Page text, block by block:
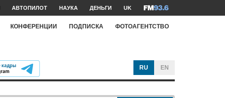
АВТОПИЛОТ НАУКА ДЕНЬГИ UK
КОНФЕРЕНЦИИ ПОДПИСКА ФОТОАГЕНТСТВО
RU EN